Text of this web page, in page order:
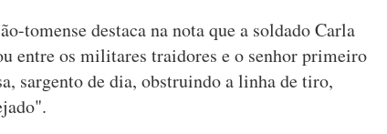
tomense destaca na nota que a soldado Carla
entre os militares traidores e o senhor primeiro
sargento de dia, obstruindo a linha de tiro,